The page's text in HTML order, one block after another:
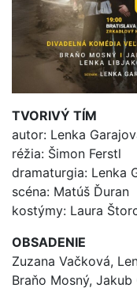
TVORIVÝ TÍM
autor: Lenka
réžia: Šimon Ferstl
dramaturgia: Lenka
scéna: Matúš Ďuran
kostýmy: Laura
OBSADENIE
Zuzana Vačková,
Braňo Mosný,